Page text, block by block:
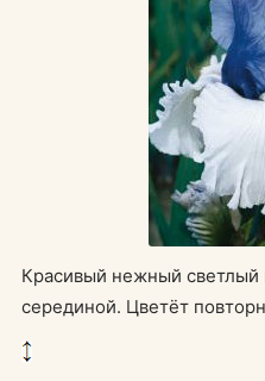
Красивый нежный светлый
серединой. Цветёт